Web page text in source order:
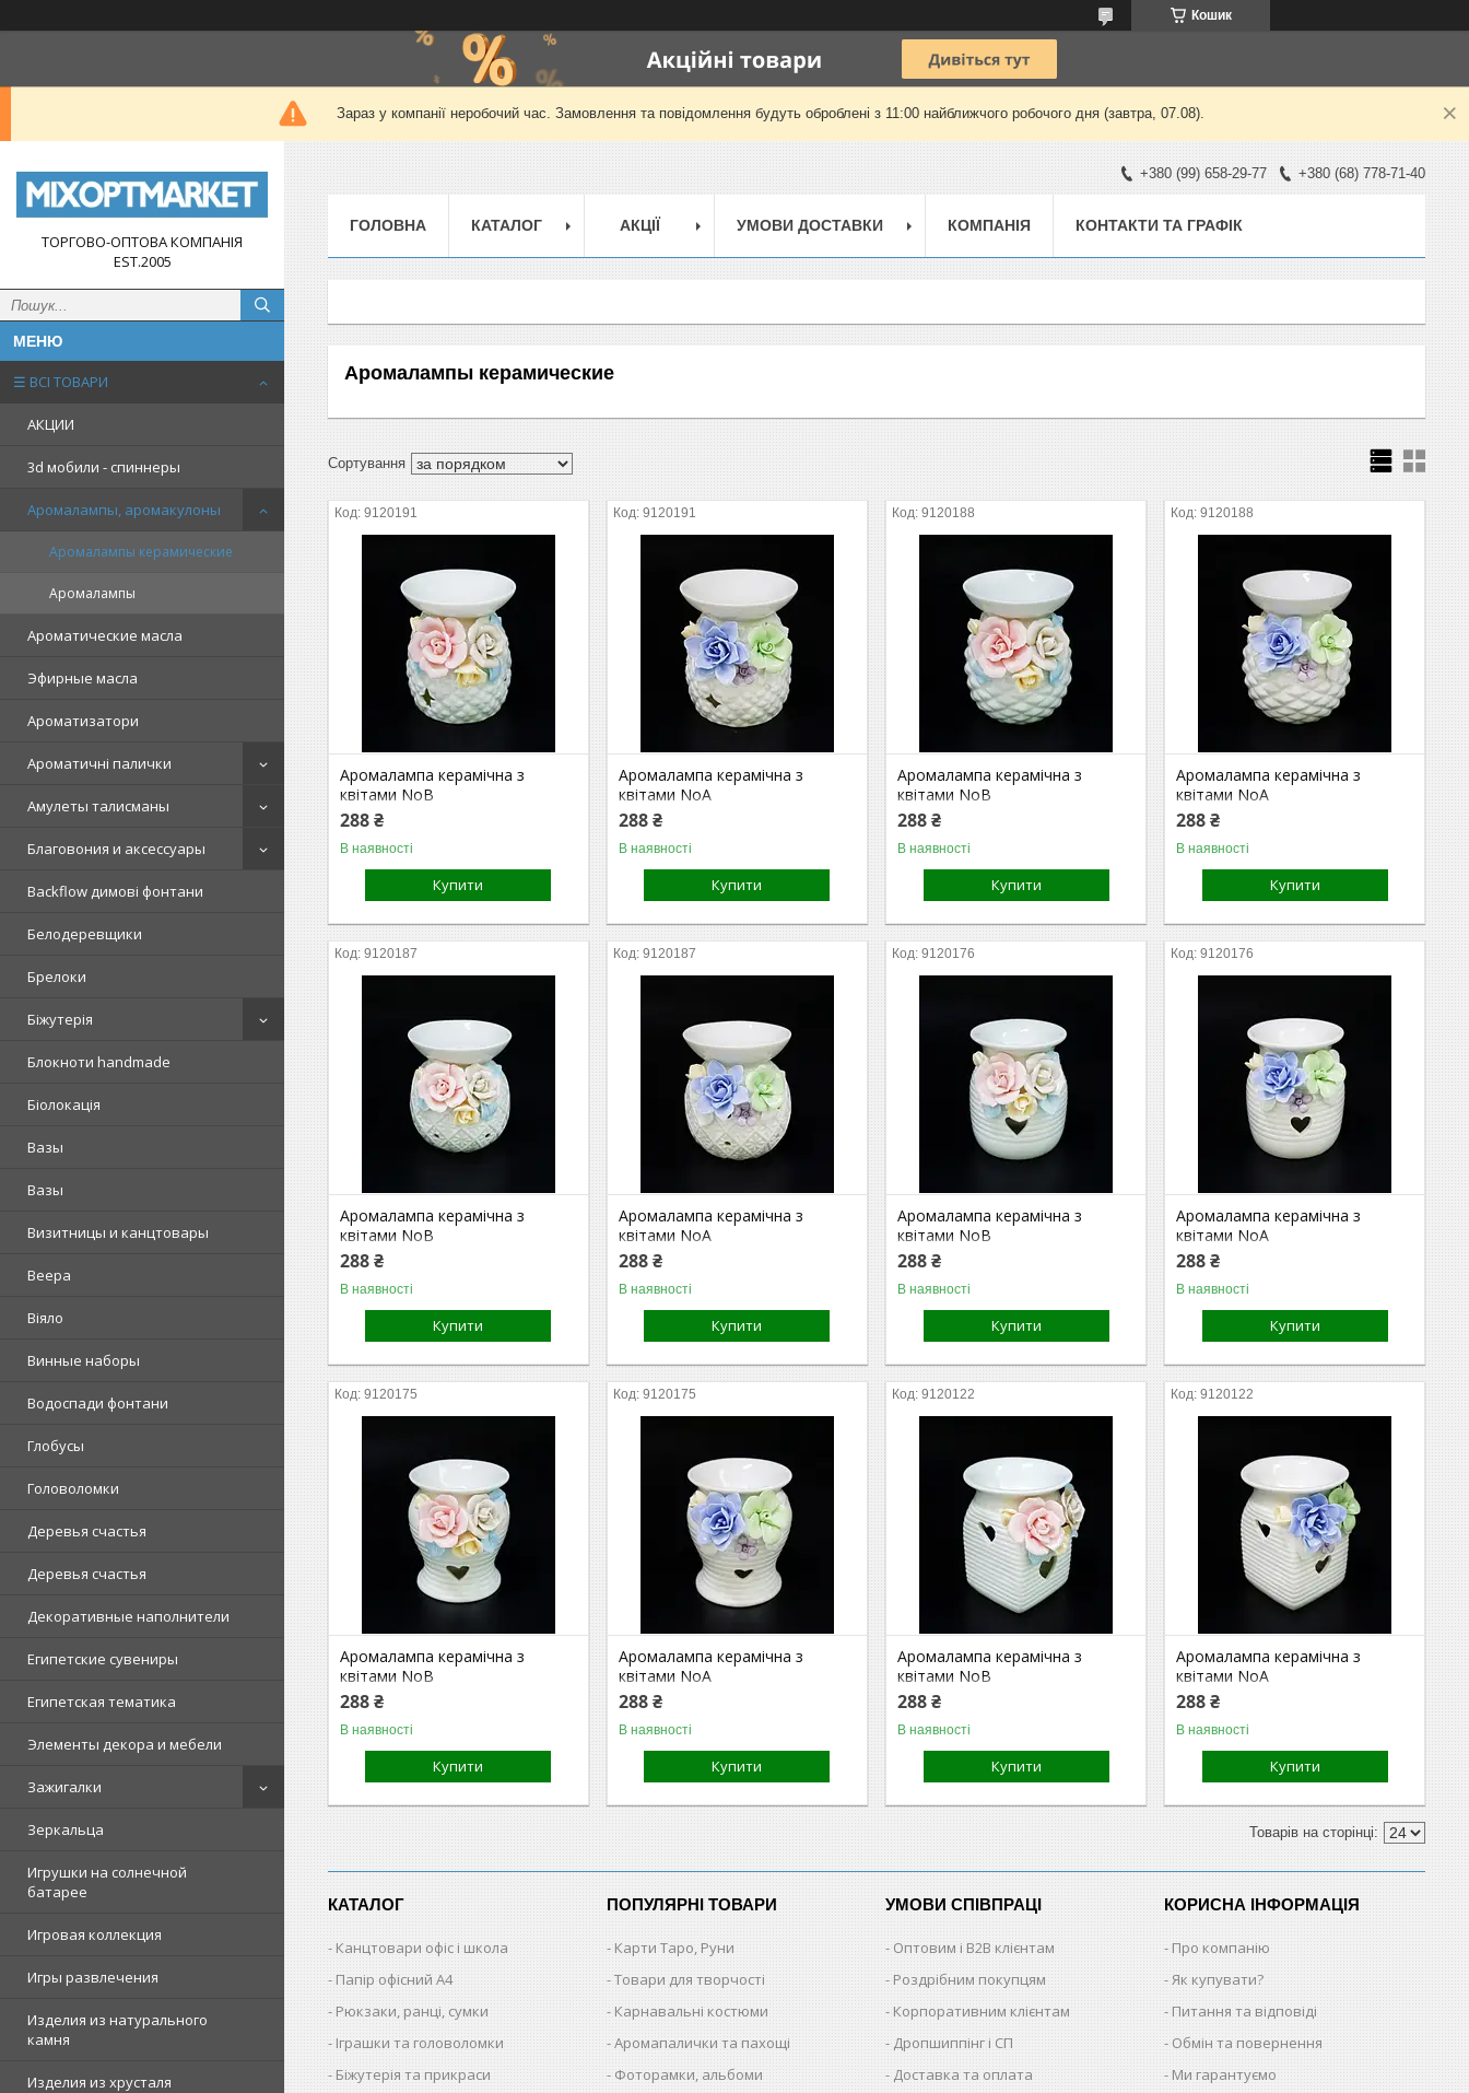
Кошик
Зараз у компанії неробочий час. Замовлення та повідомлення будуть оброблені з 11:00 найближчого робочого дня (завтра, 07.08).
ТОРГОВО-ОПТОВА КОМПАНІЯ
EST.2005
☰ ВСІ ТОВАРИ
АКЦИИ
3d мобили - спиннеры
Аромалампы, аромакулоны
Аромалампы керамические
Аромалампы
Ароматические масла
Эфирные масла
Ароматизатори
Ароматичні палички
Амулеты талисманы
Благовония и аксессуары
Backflow димові фонтани
Белодеревщики
Брелоки
Біжутерія
Блокноти handmade
Біолокація
Вазы
Вазы
Визитницы и канцтовары
Веера
Віяло
Винные наборы
Водоспади фонтани
Глобусы
Головоломки
Деревья счастья
Деревья счастья
Декоративные наполнители
Египетские сувениры
Египетская тематика
Элементы декора и мебели
Зажигалки
Зеркальца
Игрушки на солнечной
батарее
Игровая коллекция
Игры развлечения
Изделия из натурального
камня
Изделия из хрусталя
+380 (99) 658-29-77 +380 (68) 778-71-40
ГОЛОВНА КАТАЛОГ АКЦІЇ УМОВИ ДОСТАВКИ КОМПАНІЯ КОНТАКТИ ТА ГРАФІК
Аромалампы керамические
9120191
Аромалампа керамічна з
квітами NoВ
288 ₴
В наявності
Купити
9120191
Аромалампа керамічна з
квітами NoА
288 ₴
В наявності
Купити
9120188
Аромалампа керамічна з
квітами NoВ
288 ₴
В наявності
Купити
9120188
Аромалампа керамічна з
квітами NoА
288 ₴
В наявності
Купити
9120187
Аромалампа керамічна з
квітами NoВ
288 ₴
В наявності
Купити
9120187
Аромалампа керамічна з
квітами NoА
288 ₴
В наявності
Купити
9120176
Аромалампа керамічна з
квітами NoВ
288 ₴
В наявності
Купити
9120176
Аромалампа керамічна з
квітами NoА
288 ₴
В наявності
Купити
9120175
Аромалампа керамічна з
квітами NoВ
288 ₴
В наявності
Купити
9120175
Аромалампа керамічна з
квітами NoА
288 ₴
В наявності
Купити
9120122
Аромалампа керамічна з
квітами NoВ
288 ₴
В наявності
Купити
9120122
Аромалампа керамічна з
квітами NoА
288 ₴
В наявності
Купити
КАТАЛОГ
Канцтовари офіс і школа
Папір офісний A4
Рюкзаки, ранці, сумки
Іграшки та головоломки
Біжутерія та прикраси
ПОПУЛЯРНІ ТОВАРИ
Карти Таро, Руни
Товари для творчості
Карнавальні костюми
Аромапалички та пахощі
Фоторамки, альбоми
УМОВИ СПІВПРАЦІ
Оптовим і B2B клієнтам
Роздрібним покупцям
Корпоративним клієнтам
Дропшиппінг і СП
Доставка та оплата
КОРИСНА ІНФОРМАЦІЯ
Про компанію
Як купувати?
Питання та відповіді
Обмін та повернення
Ми гарантуємо